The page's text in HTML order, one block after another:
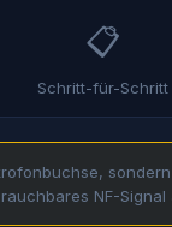
📋
Schritt-für-Schritt
NF-